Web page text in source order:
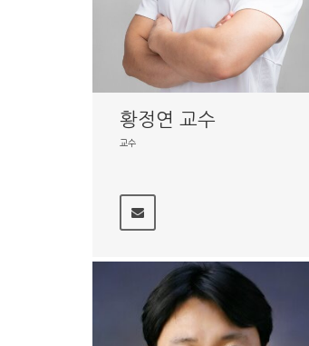
황정연 교수
교수